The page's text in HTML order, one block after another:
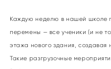
Каждую неделю в нашей школе
перемены — все ученики (и не
этажа нового здания, создавая
Такие разгрузочные